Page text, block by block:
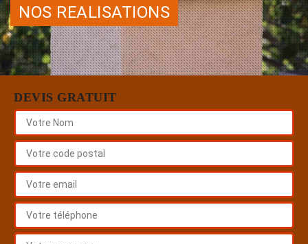
NOS REALISATIONS
DEVIS GRATUIT